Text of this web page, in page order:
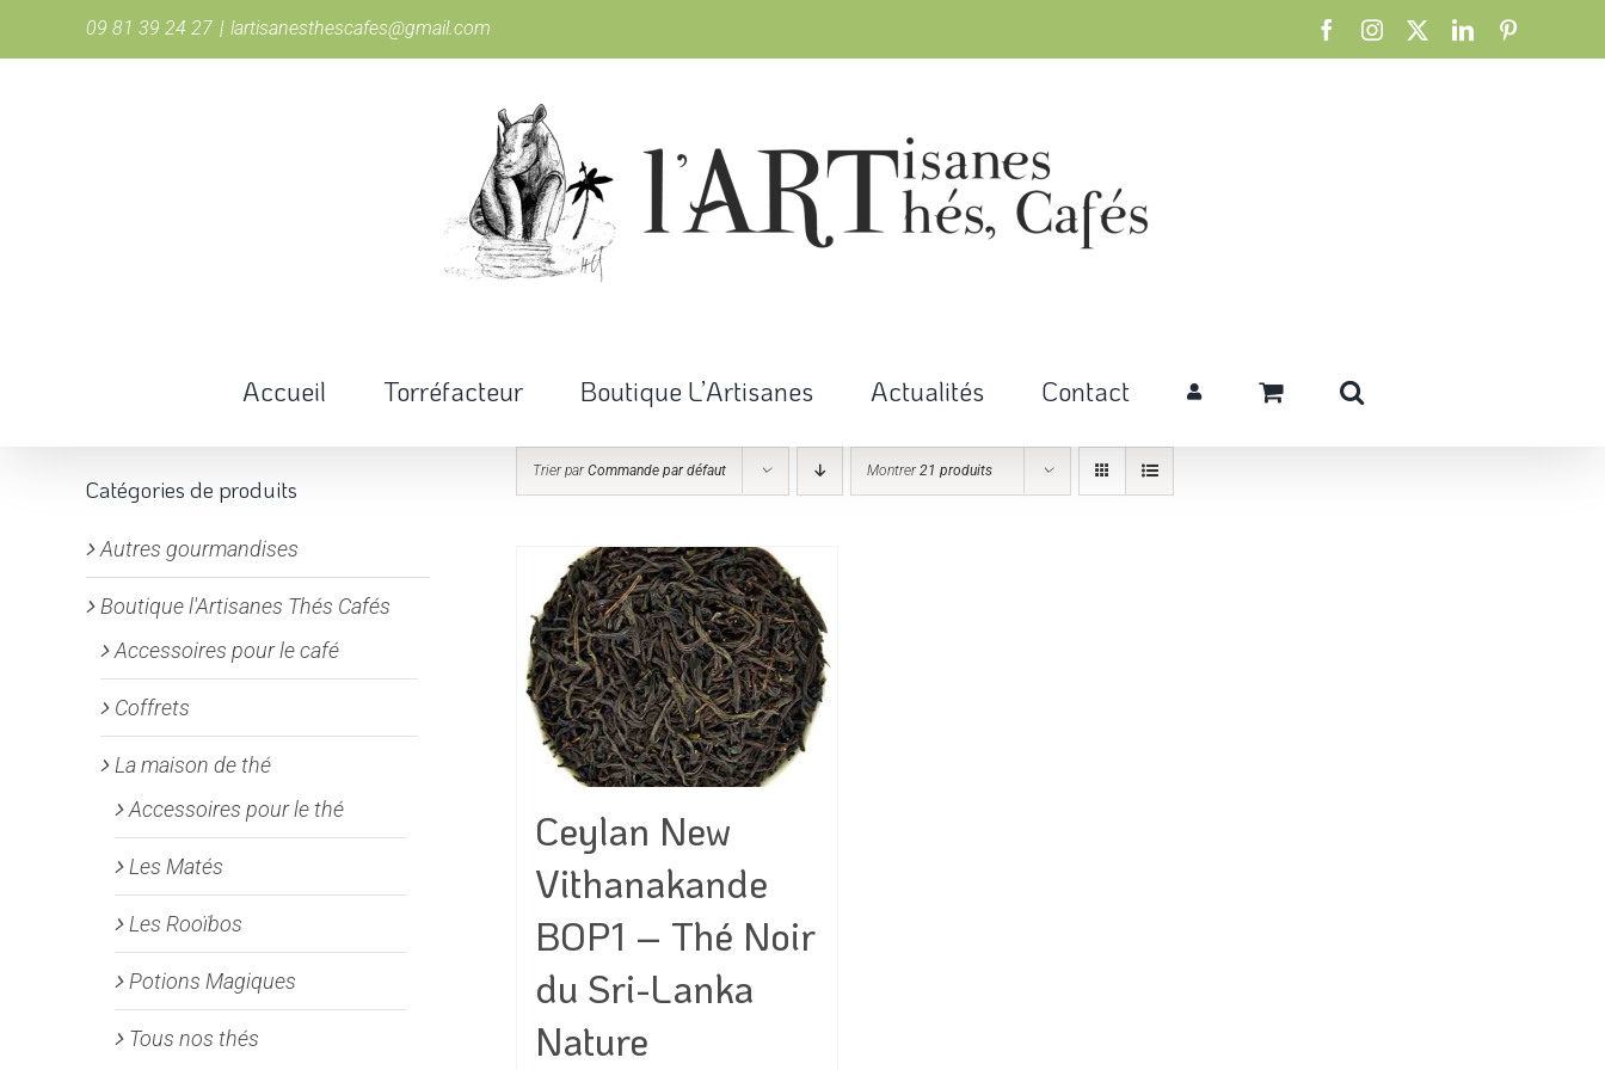
09 81 39 24 27 | lartisanesthescafes@gmail.com FacebookInstagram LinkedIn
Accueil Torréfacteur Boutique L’Artisanes Actualités Contact
Trier parCommande par défaut Montrer21 produits
Ceylan New
Vithanakande
BOP1 – Thé Noir
du Sri-Lanka
Nature
Catégories de produits
Autres gourmandises
Boutique l'Artisanes Thés Cafés
Accessoires pour le café
Coffrets
La maison de thé
Accessoires pour le thé
Les Matés
Les Rooïbos
Potions Magiques
Tous nos thés